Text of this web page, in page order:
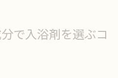
で入浴剤を選ぶコ